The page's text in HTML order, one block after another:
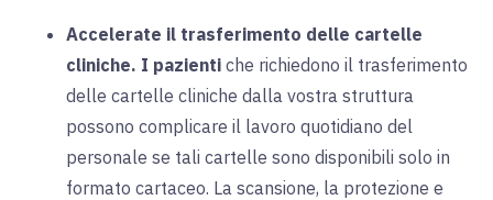
Accelerate il trasferimento delle cartelle
cliniche. I pazienti che richiedono il trasferimento
delle cartelle cliniche dalla vostra struttura
possono complicare il lavoro quotidiano del
personale se tali cartelle sono disponibili solo in
formato cartaceo. La scansione, la protezione e